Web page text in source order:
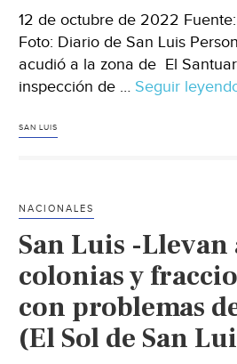
12 de octubre de 2022
Foto: Diario de San Luis
acudió a la zona de El
inspección de … Seguir
SAN LUIS
NACIONALES
San Luis -Llevan
colonias y
con problemas
(El Sol de San